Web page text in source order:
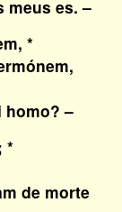
es. –
*
–
*
de morte